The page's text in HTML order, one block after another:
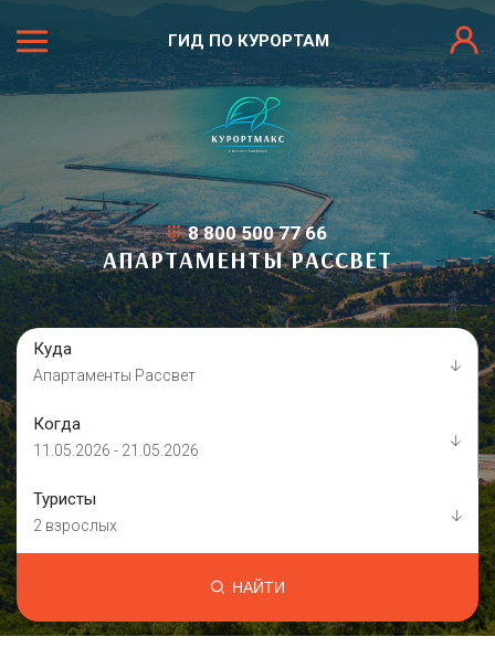
ГИД ПО КУРОРТАМ
8 800 500 77 66
АПАРТАМЕНТЫ РАССВЕТ
Куда
Апартаменты Рассвет
Когда
11.05.2026 - 21.05.2026
Туристы
2 взрослых
НАЙТИ